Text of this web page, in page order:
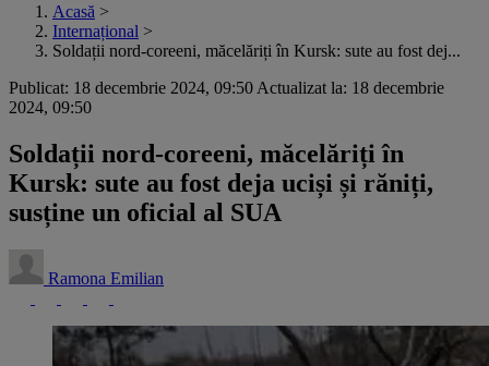
Acasă >
Internațional >
Soldații nord-coreeni, măcelăriți în Kursk: sute au fost dej...
Publicat: 18 decembrie 2024, 09:50 Actualizat la: 18 decembrie
2024, 09:50
Soldații nord-coreeni, măcelăriți în
Kursk: sute au fost deja uciși și răniți,
susține un oficial al SUA
Ramona Emilian